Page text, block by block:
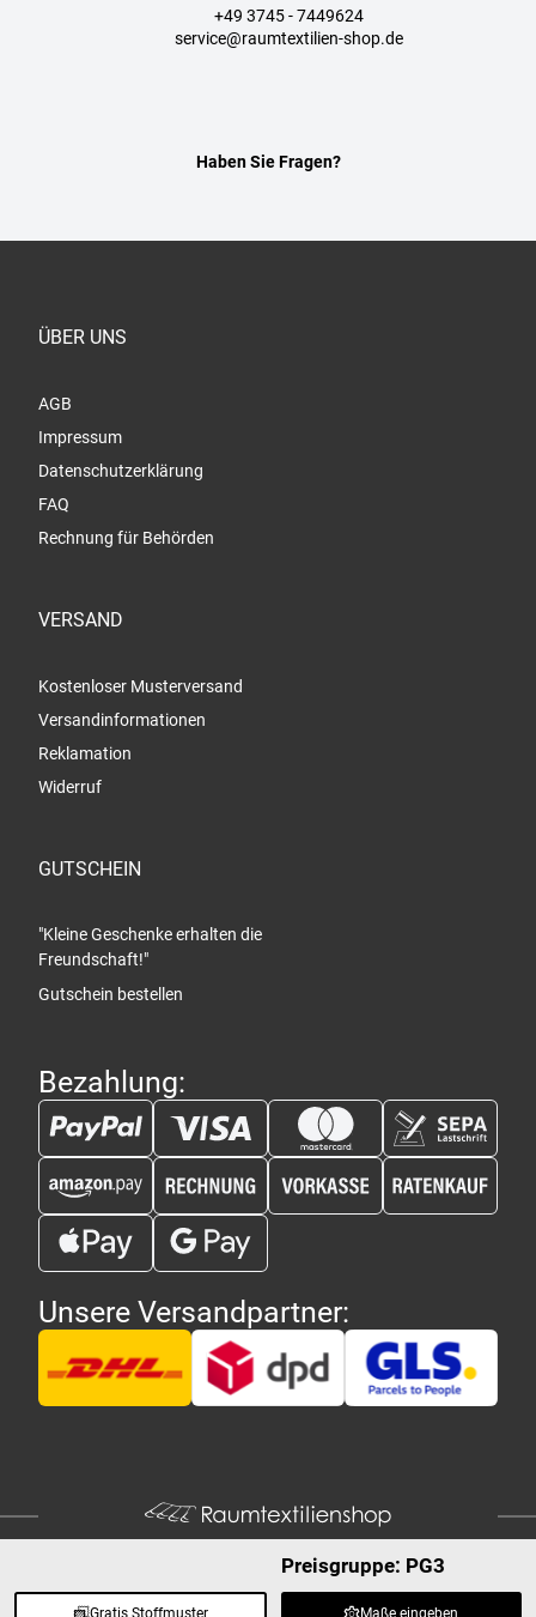
Preisgruppe: PG3
Haben Sie Fragen?
+49 3745 - 7449624
service@raumtextilien-shop.de
ÜBER UNS
AGB
Impressum
Datenschutzerklärung
FAQ
Rechnung für Behörden
VERSAND
Kostenloser Musterversand
Versandinformationen
Reklamation
Widerruf
GUTSCHEIN
"Kleine Geschenke erhalten die
Freundschaft!"
Gutschein bestellen
Bezahlung:
Unsere Versandpartner: